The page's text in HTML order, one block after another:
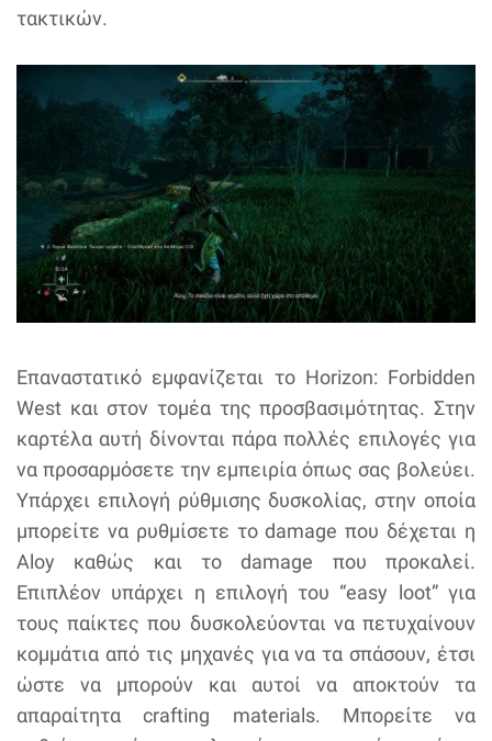
τακτικών.
Επαναστατικό εμφανίζεται το Horizon: Forbidden
West και στον τομέα της προσβασιμότητας. Στην
καρτέλα αυτή δίνονται πάρα πολλές επιλογές για
να προσαρμόσετε την εμπειρία όπως σας βολεύει.
Υπάρχει επιλογή ρύθμισης δυσκολίας, στην οποία
μπορείτε να ρυθμίσετε το damage που δέχεται η
Aloy καθώς και το damage που προκαλεί.
Επιπλέον υπάρχει η επιλογή του “easy loot” για
τους παίκτες που δυσκολεύονται να πετυχαίνουν
κομμάτια από τις μηχανές για να τα σπάσουν, έτσι
ώστε να μπορούν και αυτοί να αποκτούν τα
απαραίτητα crafting materials. Μπορείτε να